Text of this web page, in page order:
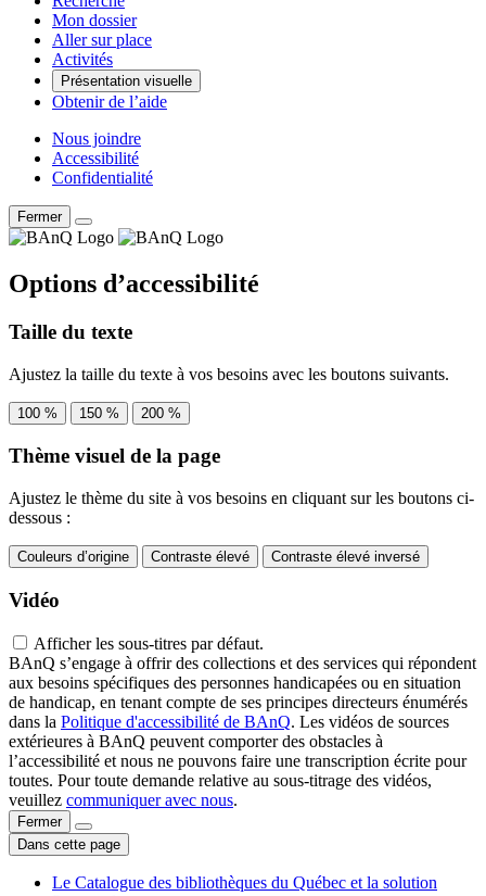
Mon dossier
Aller sur place
Activités
Présentation visuelle
Obtenir de l’aide
Nous joindre
Accessibilité
Confidentialité
Fermer
Options d’accessibilité
Taille du texte
Ajustez la taille du texte à vos besoins avec les boutons suivants.
100 % 150 % 200 %
Thème visuel de la page
Ajustez le thème du site à vos besoins en cliquant sur les boutons ci-
dessous :
Couleurs d’origine Contraste élevé Contraste élevé inversé
Vidéo
Afficher les sous-titres par défaut.
BAnQ s’engage à offrir des collections et des services qui répondent
aux besoins spécifiques des personnes handicapées ou en situation
de handicap, en tenant compte de ses principes directeurs énumérés
dans la Politique d'accessibilité de BAnQ. Les vidéos de sources
extérieures à BAnQ peuvent comporter des obstacles à
l’accessibilité et nous ne pouvons faire une transcription écrite pour
toutes. Pour toute demande relative au sous-titrage des vidéos,
veuillez communiquer avec nous.
Fermer
Dans cette page
Le Catalogue des bibliothèques du Québec et la solution